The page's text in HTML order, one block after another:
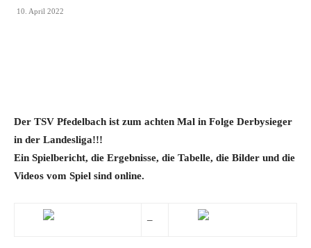
10. April 2022
Der TSV Pfedelbach ist zum achten Mal in Folge Derbysieger
in der Landesliga!!!
Ein Spielbericht, die Ergebnisse, die Tabelle, die Bilder und die
Videos vom Spiel sind online.
–